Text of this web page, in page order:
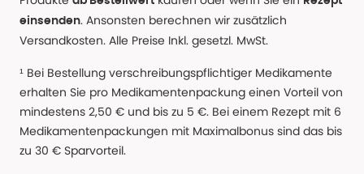
einsenden. Ansonsten berechnen wir zusätzlich
Versandkosten. Alle Preise Inkl. gesetzl. MwSt.
¹ Bei Bestellung verschreibungspflichtiger Medikamente
erhalten Sie pro Medikamentenpackung einen Vorteil von
mindestens 2,50 € und bis zu 5 €. Bei einem Rezept mit 6
Medikamentenpackungen mit Maximalbonus sind das bis
zu 30 € Sparvorteil.